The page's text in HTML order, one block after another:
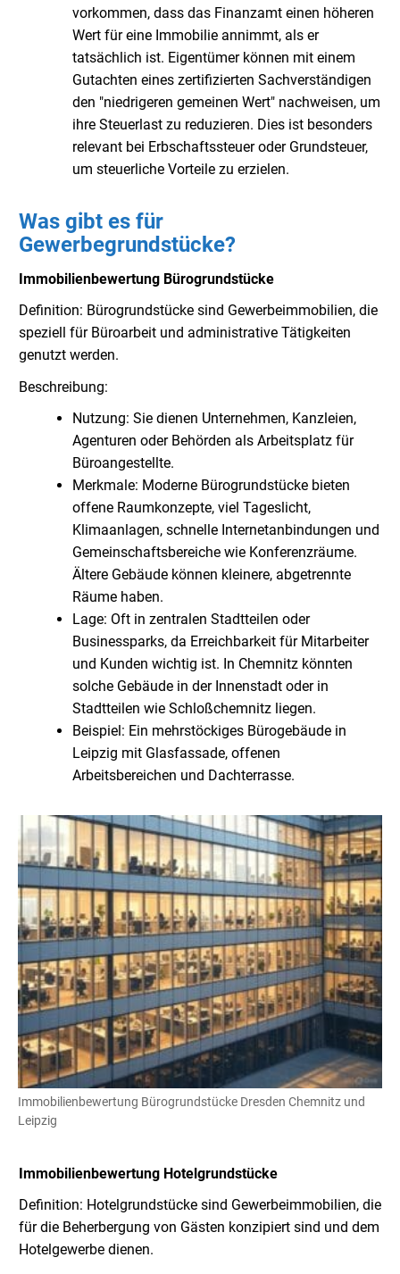
vorkommen, dass das Finanzamt einen höheren
Wert für eine Immobilie annimmt, als er
tatsächlich ist. Eigentümer können mit einem
Gutachten eines zertifizierten Sachverständigen
den "niedrigeren gemeinen Wert" nachweisen, um
ihre Steuerlast zu reduzieren. Dies ist besonders
relevant bei Erbschaftssteuer oder Grundsteuer,
um steuerliche Vorteile zu erzielen.
Was gibt es für
Gewerbegrundstücke?
Immobilienbewertung Bürogrundstücke
Definition: Bürogrundstücke sind Gewerbeimmobilien, die
speziell für Büroarbeit und administrative Tätigkeiten
genutzt werden.
Beschreibung:
Nutzung: Sie dienen Unternehmen, Kanzleien,
Agenturen oder Behörden als Arbeitsplatz für
Büroangestellte.
Merkmale: Moderne Bürogrundstücke bieten
offene Raumkonzepte, viel Tageslicht,
Klimaanlagen, schnelle Internetanbindungen und
Gemeinschaftsbereiche wie Konferenzräume.
Ältere Gebäude können kleinere, abgetrennte
Räume haben.
Lage: Oft in zentralen Stadtteilen oder
Businessparks, da Erreichbarkeit für Mitarbeiter
und Kunden wichtig ist. In Chemnitz könnten
solche Gebäude in der Innenstadt oder in
Stadtteilen wie Schloßchemnitz liegen.
Beispiel: Ein mehrstöckiges Bürogebäude in
Leipzig mit Glasfassade, offenen
Arbeitsbereichen und Dachterrasse.
Immobilienbewertung Bürogrundstücke Dresden Chemnitz und
Leipzig
Immobilienbewertung Hotelgrundstücke
Definition: Hotelgrundstücke sind Gewerbeimmobilien, die
für die Beherbergung von Gästen konzipiert sind und dem
Hotelgewerbe dienen.